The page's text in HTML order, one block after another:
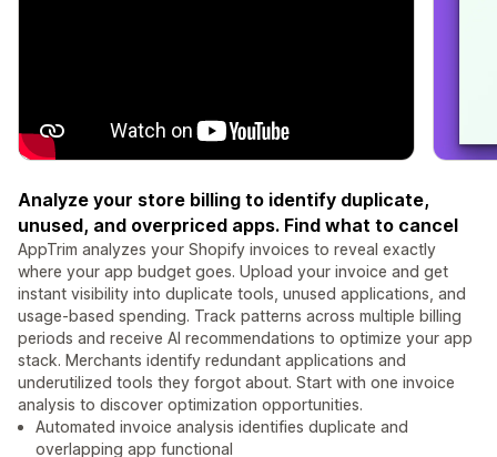
Analyze your store billing to identify duplicate,
unused, and overpriced apps. Find what to cancel
AppTrim analyzes your Shopify invoices to reveal exactly
where your app budget goes. Upload your invoice and get
instant visibility into duplicate tools, unused applications, and
usage-based spending. Track patterns across multiple billing
periods and receive AI recommendations to optimize your app
stack. Merchants identify redundant applications and
underutilized tools they forgot about. Start with one invoice
analysis to discover optimization opportunities.
Automated invoice analysis identifies duplicate and
overlapping app functional